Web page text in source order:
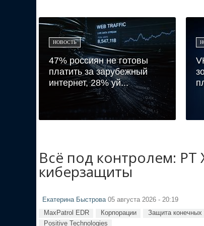
НОВОСТЬ
47% россиян не готовы
платить за зарубежный
интернет, 28% уй...
Всё под контролем:
киберзащиты
Екатерина Быстрова 05 августа 2026 - 20:19
MaxPatrol EDR Корпорации Защита конечных
Positive Technologies